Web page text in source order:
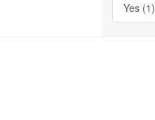
Yes (1)